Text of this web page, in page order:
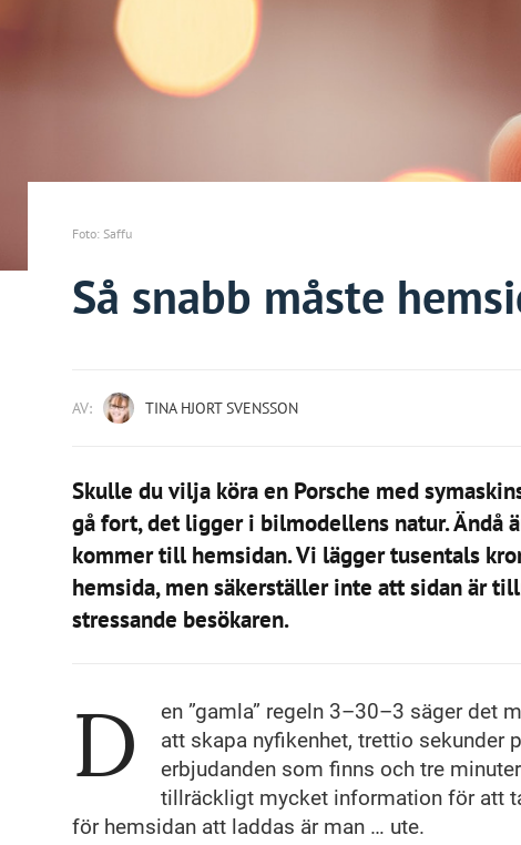
Foto: Saffu
Så snabb måste
AV: TINA HJORT SVENSSON
Skulle du vilja köra en Porsche med
gå fort, det ligger i bilmodellens natur. Ändå
kommer till hemsidan. Vi lägger tusentals
hemsida, men säkerställer inte att sidan är
stressande besökaren.
D
en ”gamla” regeln 3–30–3 säger det
att skapa nyfikenhet, trettio sekunder
erbjudanden som finns och tre
tillräckligt mycket information för att
för hemsidan att laddas är man … ute.